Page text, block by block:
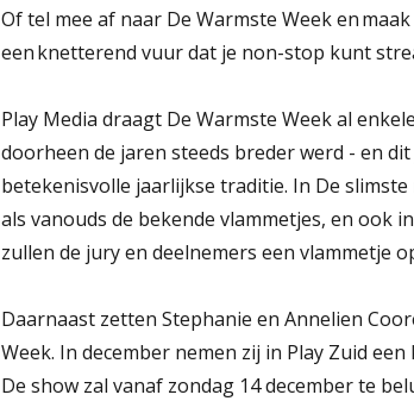
Of tel mee af naar De Warmste Week en
een knetterend vuur dat je non-stop kunt
Play Media draagt De Warmste Week al
doorheen de jaren steeds breder werd - en
betekenisvolle jaarlijkse traditie. In De
als vanouds de bekende vlammetjes, en ook
zullen de jury en deelnemers een vlammetje
Daarnaast zetten Stephanie en Annelien
Week. In december nemen zij in Play Zuid
De show zal vanaf zondag 14 december te